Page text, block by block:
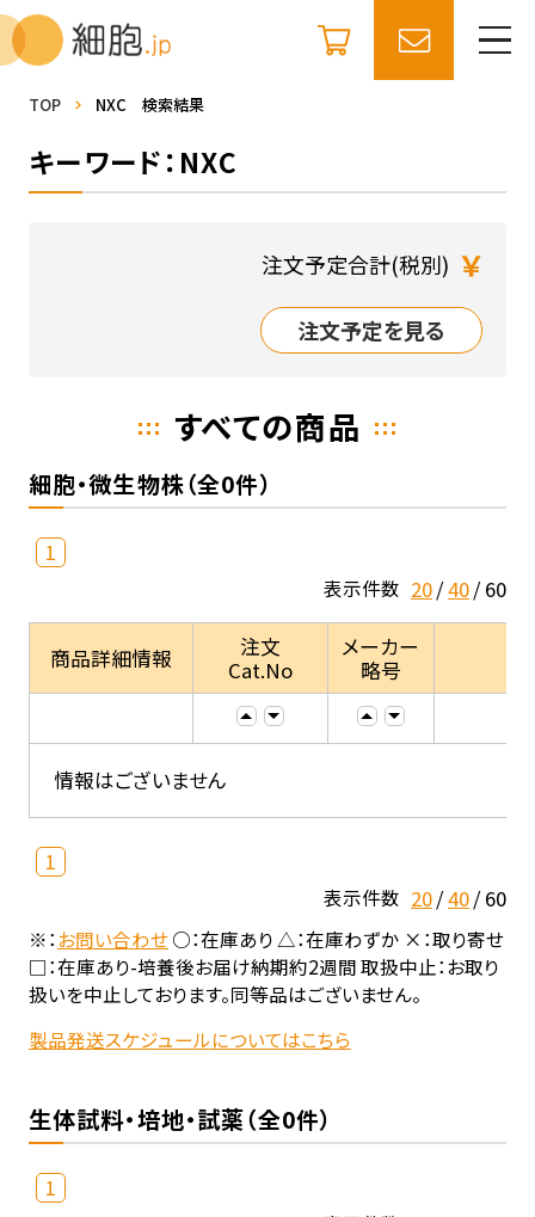
TOP NXC 検索結果
キーワード：NXC
注文予定合計(税別) ￥
注文予定を見る
すべての商品
細胞・微生物株（全0件）
1
表示件数 20 40 60
商品詳細情報
注文
Cat.No
メーカー
略号
情報はございません
1
表示件数 20 40 60
※：お問い合わせ○：在庫あり △：在庫わずか ×：取り寄せ
□：在庫あり-培養後お届け納期約2週間 取扱中止：お取り
扱いを中止しております。同等品はございません。
製品発送スケジュールについてはこちら
生体試料・培地・試薬（全0件）
1